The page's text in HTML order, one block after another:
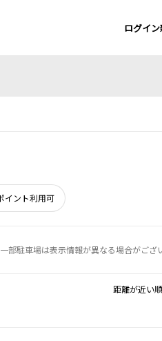
ログイン
イント利用可
部駐車場は表示情報が異なる場合がござ
距離が近い順